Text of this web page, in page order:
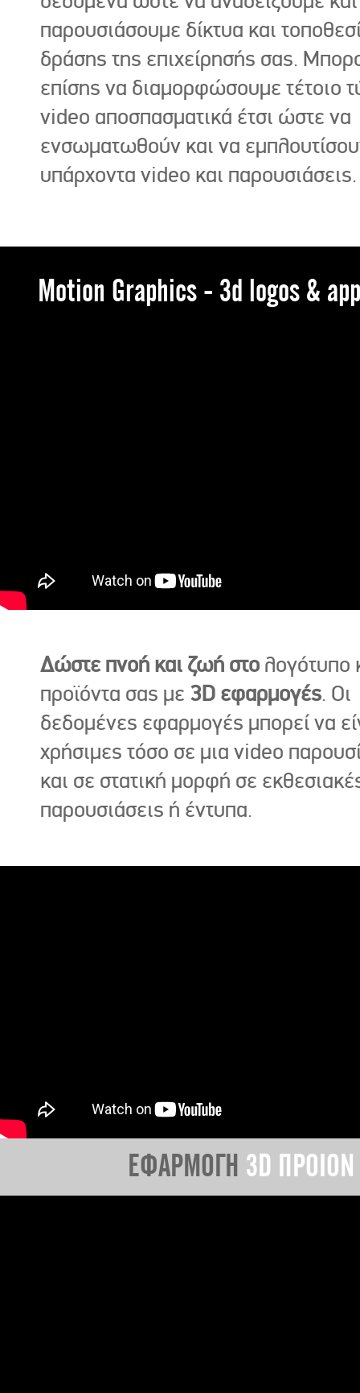
παρουσιάσουμε δίκτυα και
δράσης της επιχείρησής σας.
επίσης να διαμορφώσουμε τέτοιο
video αποσπασματικά έτσι ώστε να
ενσωματωθούν και να
υπάρχοντα video και παρουσιάσεις.
Motion Graphics - 3d logos &
Δώστε πνοή και ζωή στο λογότυπο
προϊόντα σας με 3D εφαρμογές. Οι
δεδομένες εφαρμογές μπορεί να
χρήσιμες τόσο σε μια video
και σε στατική μορφή σε
παρουσιάσεις ή έντυπα.
ΕΦΑΡΜΟΓΗ 3D ΠΡΟΙΟΝ